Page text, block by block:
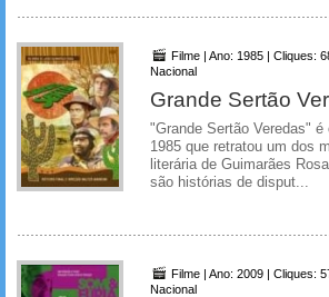
Filme | Ano: 1985 | Cliques:
Nacional
Grande Sertão
"Grande Sertão Veredas"
1985 que retratou um dos
literária de Guimarães
são histórias de disput...
Filme | Ano: 2009 | Cliques:
Nacional